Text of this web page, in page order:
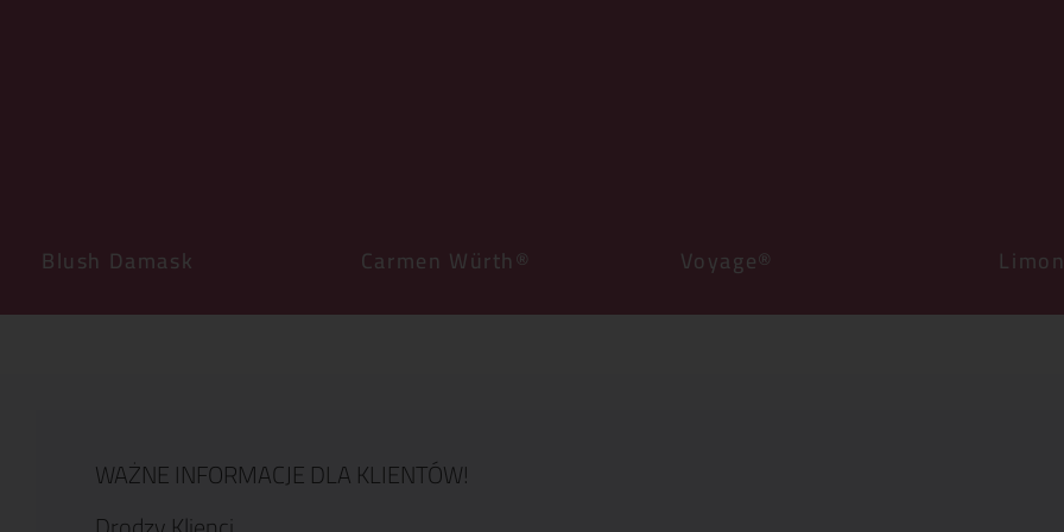
Blush Damask Carmen Würth® Voyage®
WAŻNE INFORMACJE DLA KLIENTÓW!